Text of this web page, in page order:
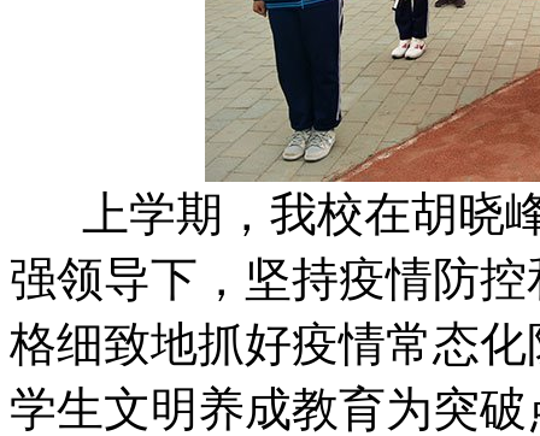
上学期，我校在胡晓
强领导下，坚持疫情防
格细致地抓好疫情常态
学生文明养成教育为突